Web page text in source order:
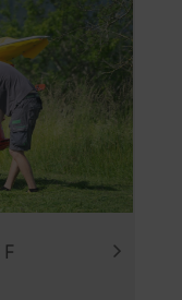
youtube/
intl/de/
über YouTube
in Ihren Browser-